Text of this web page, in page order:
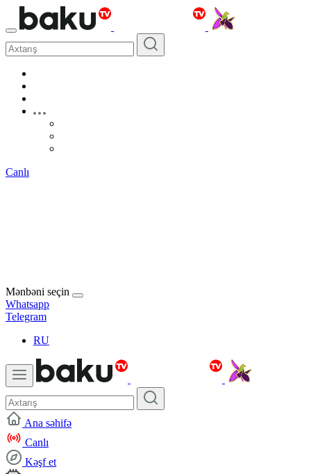
Canlı
Mənbəni seçin
Whatsapp
Telegram
RU
Ana səhifə
Canlı
Kəşf et